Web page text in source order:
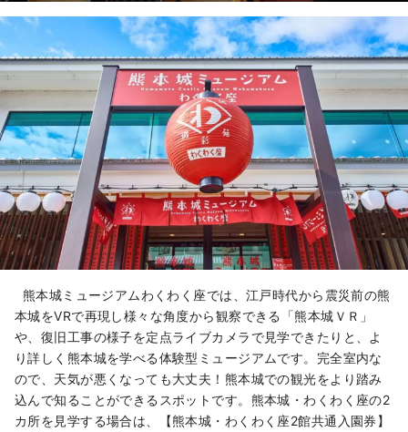
熊本城ミュージアムわくわく座では、江戸時代から震災前の熊
本城をVRで再現し様々な角度から観察できる「熊本城ＶＲ」
や、復旧工事の様子を定点ライブカメラで見学できたりと、よ
り詳しく熊本城を学べる体験型ミュージアムです。完全室内な
ので、天気が悪くなっても大丈夫！熊本城での観光をより踏み
込んで知ることができるスポットです。熊本城・わくわく座の2
カ所を見学する場合は、【熊本城・わくわく座2館共通入園券】